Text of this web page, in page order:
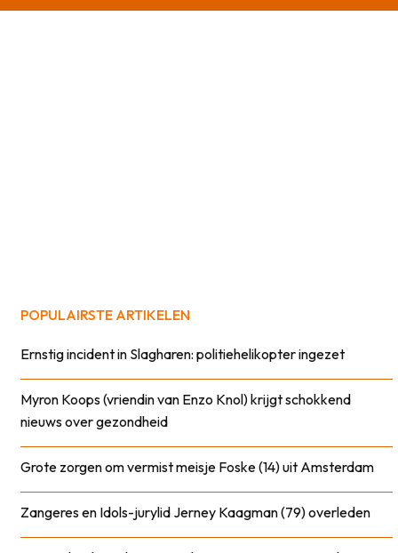
POPULAIRSTE ARTIKELEN
Ernstig incident in Slagharen: politiehelikopter ingezet
Myron Koops (vriendin van Enzo Knol) krijgt schokkend
nieuws over gezondheid
Grote zorgen om vermist meisje Foske (14) uit Amsterdam
Zangeres en Idols-jurylid Jerney Kaagman (79) overleden